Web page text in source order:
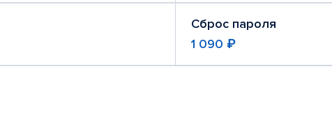
Сброс пароля
1 090 ₽